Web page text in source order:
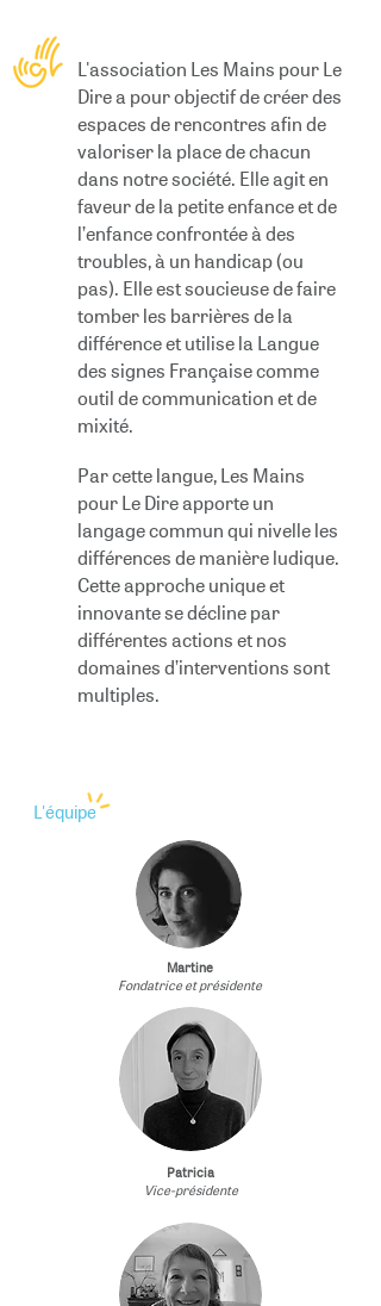
L'association Les Mains pour Le
Dire a pour objectif de créer des
espaces de rencontres afin de
valoriser la place de chacun
dans notre société. Elle agit en
faveur de la petite enfance et de
l’enfance confrontée à des
troubles, à un handicap (ou
pas). Elle est soucieuse de faire
tomber les barrières de la
différence et utilise la Langue
des signes Française comme
outil de communication et de
mixité.
Par cette langue, Les Mains
pour Le Dire apporte un
langage commun qui nivelle les
différences de manière ludique.
Cette approche unique et
innovante se décline par
différentes actions et nos
domaines d’interventions sont
multiples.
L'équipe
Martine
Fondatrice et présidente
Patricia
Vice-présidente